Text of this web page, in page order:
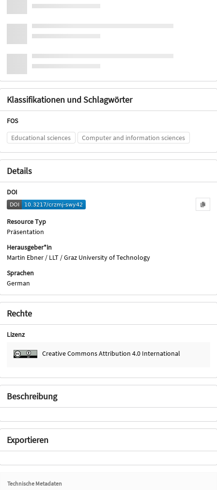
Klassifikationen und Schlagwörter
FOS
Educational sciences
Computer and information sciences
Details
DOI
Resource Typ
Präsentation
Herausgeber*in
Martin Ebner / LLT / Graz University of Technology
Sprachen
German
Rechte
Lizenz
Creative Commons Attribution 4.0 International
Beschreibung
Exportieren
Technische Metadaten